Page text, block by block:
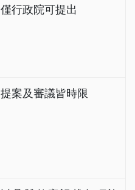
僅行政院可提出
提案及審議皆時限